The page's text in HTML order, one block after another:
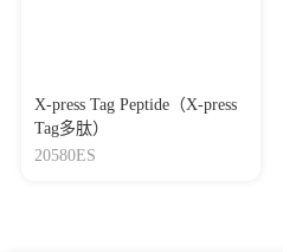
X-press Tag Peptide（X-press
Tag多肽）
20580ES